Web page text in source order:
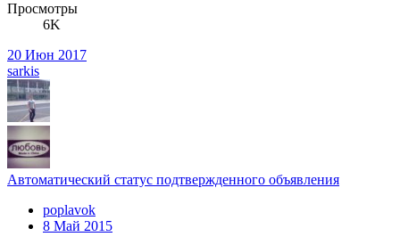
Просмотры
6K
20 Июн 2017
sarkis
Автоматический статус подтвержденного объявления
poplavok
8 Май 2015